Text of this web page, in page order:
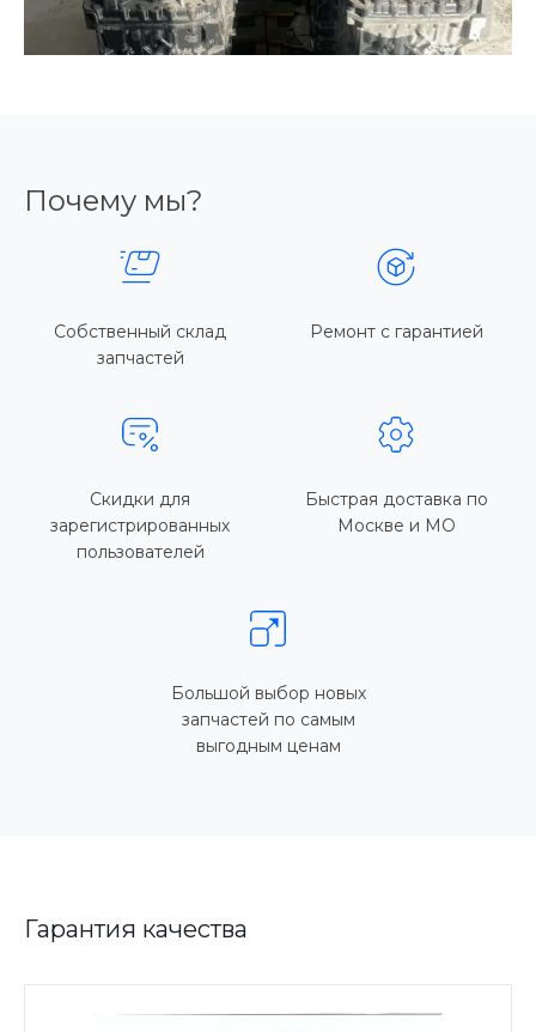
Почему мы?
Собственный склад
запчастей
Ремонт с гарантией
Скидки для
зарегистрированных
пользователей
Быстрая доставка по
Москве и МО
Большой выбор новых
запчастей по самым
выгодным ценам
Гарантия качества